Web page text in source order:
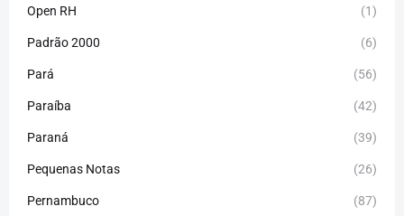
Open RH (1)
Padrão 2000 (6)
Pará (56)
Paraíba (42)
Paraná (39)
Pequenas Notas (26)
Pernambuco (87)